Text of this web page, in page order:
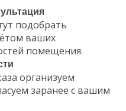
подобрать
ваших
помещения.
организуем
заранее с вашим